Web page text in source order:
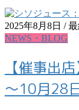
2025年8月8日 /
NEWS・BLOG
【催事出
～10月28